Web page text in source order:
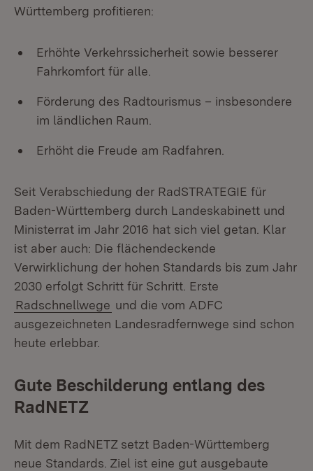
Württemberg profitieren:
Erhöhte Verkehrssicherheit sowie besserer
Fahrkomfort für alle.
Förderung des Radtourismus – insbesondere
im ländlichen Raum.
Erhöht die Freude am Radfahren.
Seit Verabschiedung der RadSTRATEGIE für
Baden-Württemberg durch Landeskabinett und
Ministerrat im Jahr 2016 hat sich viel getan. Klar
ist aber auch: Die flächendeckende
Verwirklichung der hohen Standards bis zum Jahr
2030 erfolgt Schritt für Schritt. Erste
Radschnellwege und die vom ADFC
ausgezeichneten Landesradfernwege sind schon
heute erlebbar.
Gute Beschilderung entlang des
RadNETZ
Mit dem RadNETZ setzt Baden-Württemberg
neue Standards. Ziel ist eine gut ausgebaute